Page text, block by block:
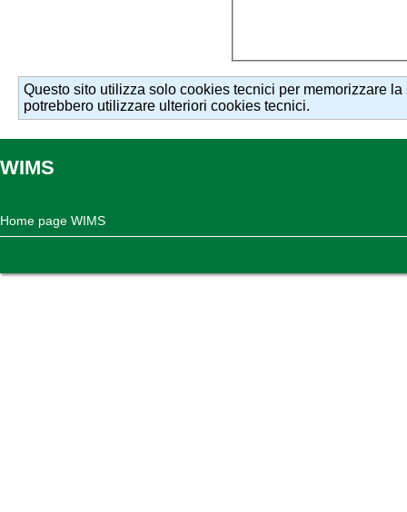
Questo sito utilizza solo cookies tecnici per memorizzare
potrebbero utilizzare ulteriori cookies tecnici.
WIMS
Home page WIMS